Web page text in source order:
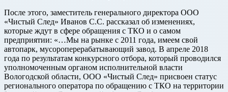
После этого, заместитель генерального директора ООО
«Чистый След» Иванов С.С. рассказал об изменениях,
которые ждут в сфере обращения с ТКО и о самом
предприятии: «…Мы на рынке с 2011 года, имеем свой
автопарк, мусороперерабатывающий завод. В апреле 2018
года по результатам конкурсного отбора, который проводился
уполномоченным органом исполнительной власти
Вологодской области, ООО «Чистый След» присвоен статус
регионального оператора по обращению с ТКО на территории